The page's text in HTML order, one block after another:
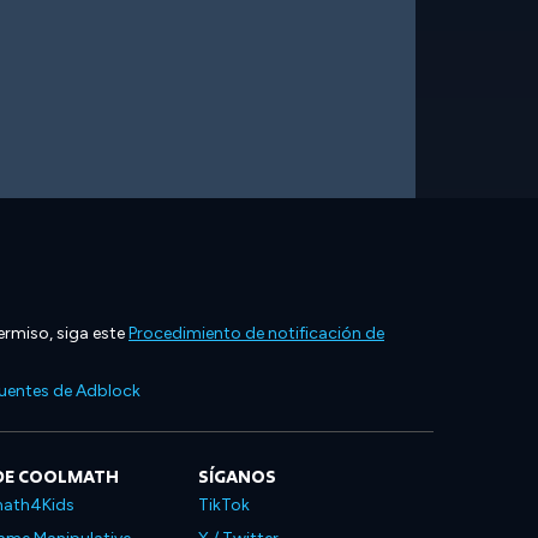
siga esteProcedimiento de notificación de
de Adblock
COOLMATH SÍGANOS
TikTok